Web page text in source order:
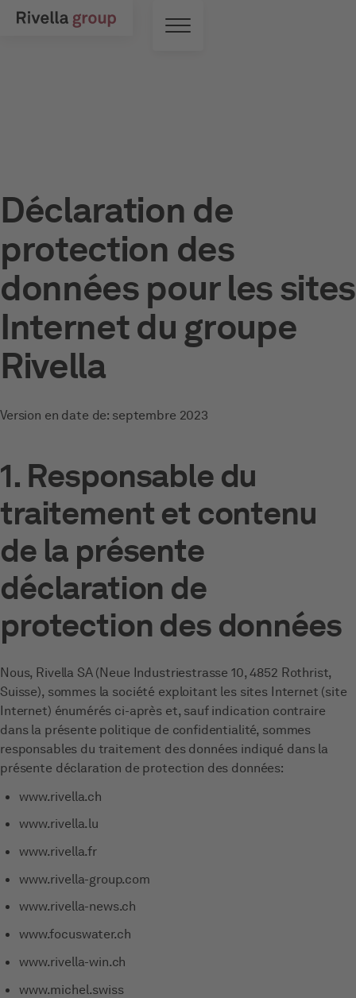
Skip to main content
Commutateur de menu
Déclaration de
protection des
données pour les sites
Internet du groupe
Rivella
Version en date de: septembre 2023
1. Responsable du
traitement et contenu
de la présente
déclaration de
protection des données
Nous, Rivella SA (Neue Industriestrasse 10, 4852 Rothrist,
Suisse), sommes la société exploitant les sites Internet (site
Internet) énumérés ci-après et, sauf indication contraire
dans la présente politique de confidentialité, sommes
responsables du traitement des données indiqué dans la
présente déclaration de protection des données:
www.rivella.ch
www.rivella.lu
www.rivella.fr
www.rivella-group.com
www.rivella-news.ch
www.focuswater.ch
www.rivella-win.ch
www.michel.swiss